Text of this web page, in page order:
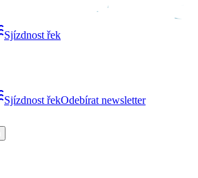
Sjízdnost řek
Sjízdnost řekOdebírat newsletter